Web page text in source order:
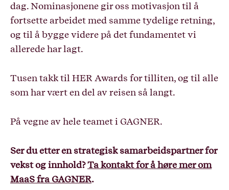
dag. Nominasjonene gir oss motivasjon til å
fortsette arbeidet med samme tydelige retning,
og til å bygge videre på det fundamentet vi
allerede har lagt.
Tusen takk til HER Awards for tilliten, og til alle
som har vært en del av reisen så langt.
På vegne av hele teamet i GAGNER.
Ser du etter en strategisk samarbeidspartner for
vekst og innhold?Ta kontakt for å høre mer om
MaaS fra GAGNER.